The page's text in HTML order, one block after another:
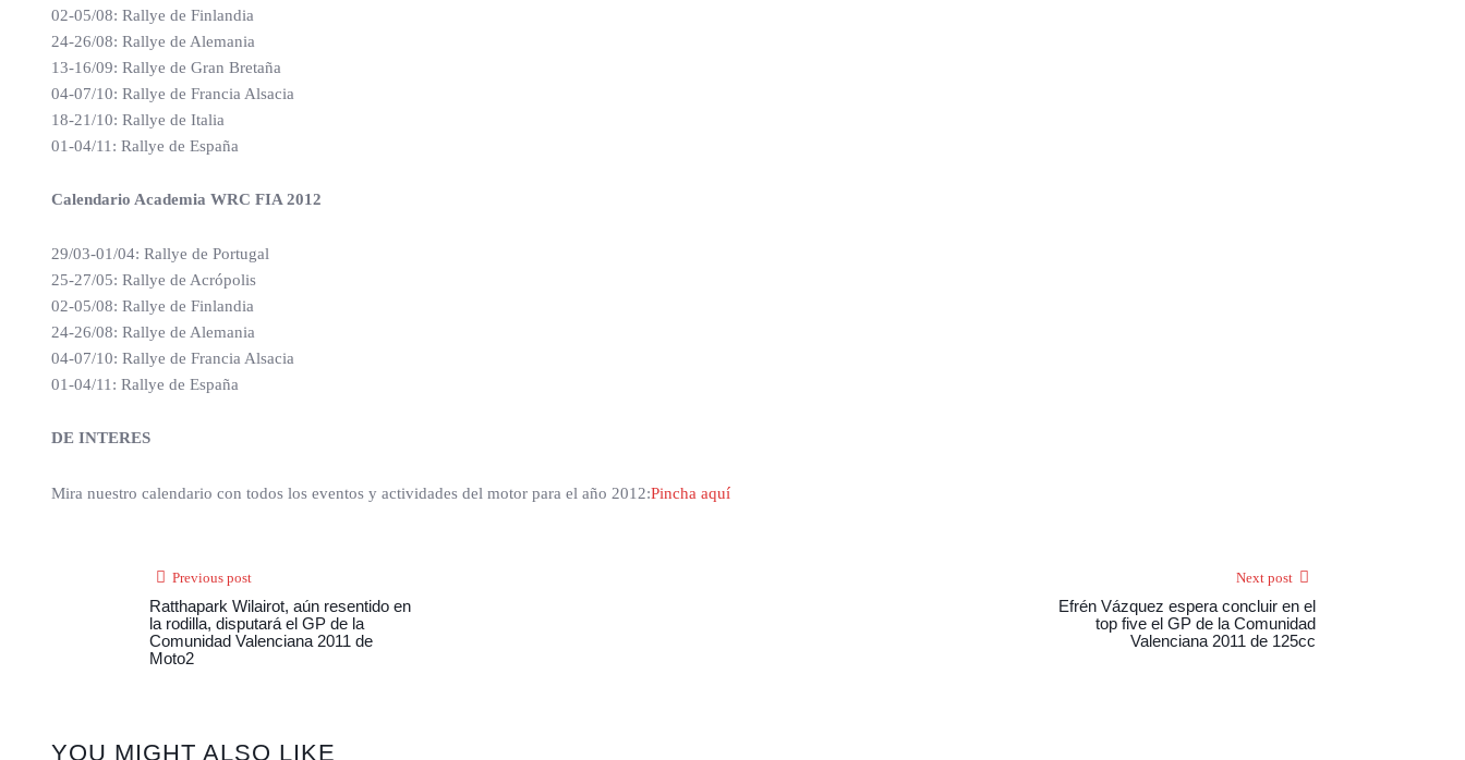
02-05/08: Rallye de Finlandia
24-26/08: Rallye de Alemania
13-16/09: Rallye de Gran Bretaña
04-07/10: Rallye de Francia Alsacia
18-21/10: Rallye de Italia
01-04/11: Rallye de España
Calendario Academia WRC FIA 2012
29/03-01/04: Rallye de Portugal
25-27/05: Rallye de Acrópolis
02-05/08: Rallye de Finlandia
24-26/08: Rallye de Alemania
04-07/10: Rallye de Francia Alsacia
01-04/11: Rallye de España
DE INTERES
Mira nuestro calendario con todos los eventos y actividades del motor para el año 2012:Pincha aquí
Previous post
Ratthapark Wilairot, aún resentido en
la rodilla, disputará el GP de la
Comunidad Valenciana 2011 de
Moto2
Next post
Efrén Vázquez espera concluir en el
top five el GP de la Comunidad
Valenciana 2011 de 125cc
YOU MIGHT ALSO LIKE